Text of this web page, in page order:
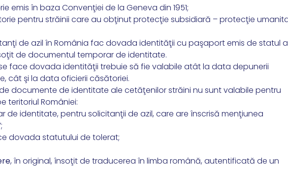
emis în baza Convenţiei de la Geneva din 1951;
pentru străinii care au obţinut protecţie subsidiară – protecţie
de azil în România fac dovada identităţii cu paşaport emis de statul
de documentul temporar de identitate.
face dovada identităţii trebuie să fie valabile atât la data depunerii
cât şi la data oficierii căsătoriei.
documente de identitate ale cetăţenilor străini nu sunt valabile pentru
teritoriul României:
de identitate, pentru solicitanţii de azil, care are înscrisă menţiunea
dovada statutului de tolerat;
, în original, însoţit de traducerea în limba română, autentificată de un